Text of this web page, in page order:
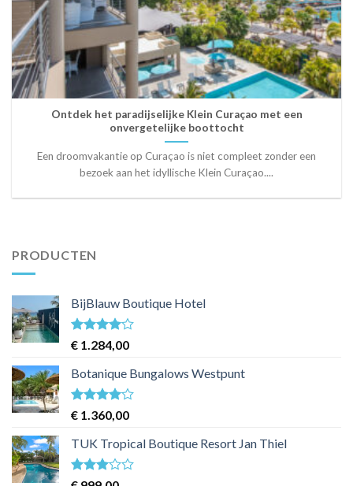
Ontdek het paradijselijke Klein Curaçao met een
onvergetelijke boottocht
Een droomvakantie op Curaçao is niet compleet zonder een
bezoek aan het idyllische Klein Curaçao....
PRODUCTEN
BijBlauw Boutique Hotel
Waardering
€ 1.284,00
Botanique Bungalows Westpunt
Waardering
€ 1.360,00
TUK Tropical Boutique Resort Jan Thiel
Waardering